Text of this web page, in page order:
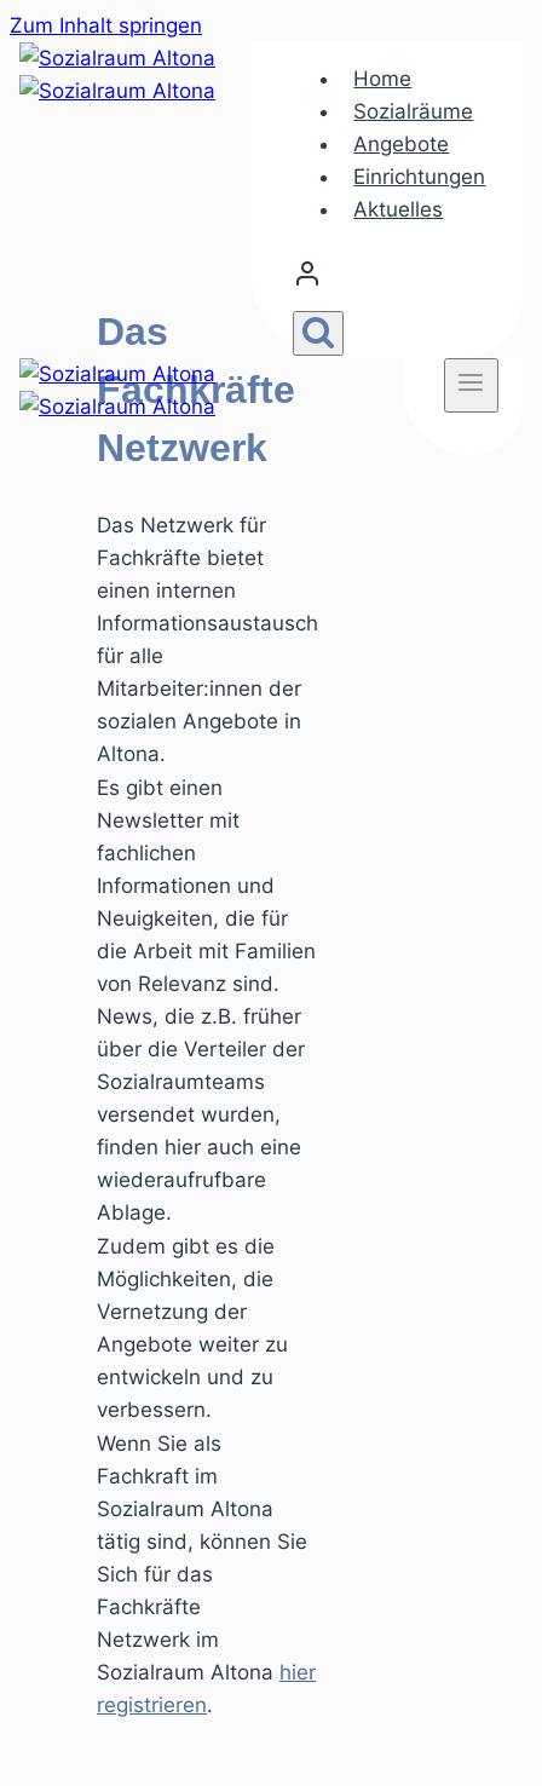
Zum Inhalt springen
Home
Sozialräume
Angebote
Einrichtungen
Aktuelles
Das
Fachkräfte
Netzwerk
Das Netzwerk für
Fachkräfte bietet
einen internen
Informationsaustausch
für alle
Mitarbeiter:innen der
sozialen Angebote in
Altona.
Es gibt einen
Newsletter mit
fachlichen
Informationen und
Neuigkeiten, die für
die Arbeit mit Familien
von Relevanz sind.
News, die z.B. früher
über die Verteiler der
Sozialraumteams
versendet wurden,
finden hier auch eine
wiederaufrufbare
Ablage.
Zudem gibt es die
Möglichkeiten, die
Vernetzung der
Angebote weiter zu
entwickeln und zu
verbessern.
Wenn Sie als
Fachkraft im
Sozialraum Altona
tätig sind, können Sie
Sich für das
Fachkräfte
Netzwerk im
Sozialraum Altona hier
registrieren.